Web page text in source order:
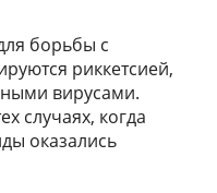
борьбы с
риккетсией,
вирусами.
случаях, когда
оказались